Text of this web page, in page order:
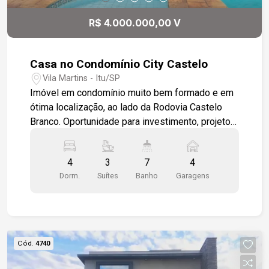
R$ 4.000.000,00 V
Casa no Condomínio City Castelo
Vila Martins - Itu/SP
Imóvel em condomínio muito bem formado e em
ótima localização, ao lado da Rodovia Castelo
Branco. Oportunidade para investimento, projeto
Possui garagem coberta para 4 carros com
banheiro e acesso à lavanderia. Ampla varanda
com área gourmet com churrasqueira. Cozinha
com chuveiro e escada caracol que leva a um
mezanino bem espaçoso com uma suíte,
escritório e terraço. No piso inferior temos 3
4
Dorm.
3
Suítes
7
Banho
4
Garagens
Cód. 4740